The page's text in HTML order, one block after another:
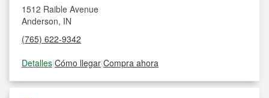
1512 Raible Avenue
Anderson, IN
(765) 622-9342
Detalles|Cómo llegar|Compra ahora